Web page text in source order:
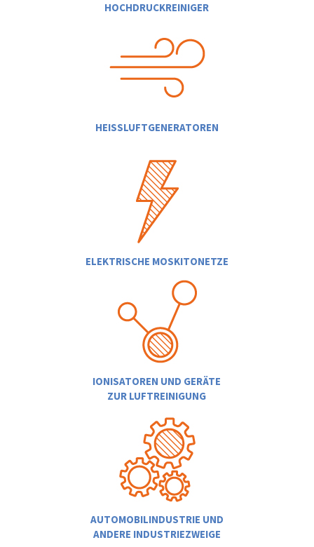
HOCHDRUCKREINIGER
HEISSLUFTGENERATOREN
ELEKTRISCHE MOSKITONETZE
IONISATOREN UND GERÄTE
ZUR LUFTREINIGUNG
AUTOMOBILINDUSTRIE UND
ANDERE INDUSTRIEZWEIGE